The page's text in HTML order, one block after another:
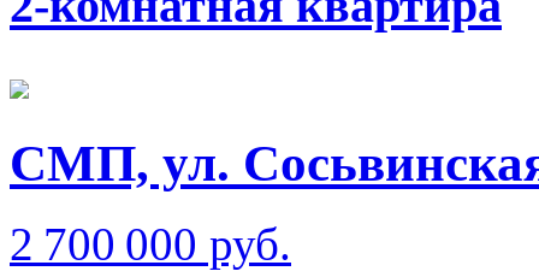
СМП, ул.
2 700 000 руб.